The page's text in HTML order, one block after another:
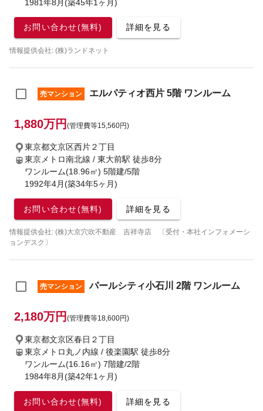
1981年8月(築45年1ヶ月)
お問い合わせ(無料) 詳細を見る
情報提供会社: (株)ランドネット
売マンション エルパティオ西片 5階 ワンルーム
1,880万円 (管理費等15,560円)
東京都文京区西片２丁目
東京メトロ南北線 / 東大前駅 徒歩8分
ワンルーム(18.96㎡) 5階建/5階
1992年4月(築34年5ヶ月)
お問い合わせ(無料) 詳細を見る
情報提供会社: (株)大京穴吹不動産 吉祥寺店 〔受付・本社インフォメーシ
ョンデスク〕
売マンション パールシティ小石川 2階 ワンルーム
2,180万円 (管理費等18,600円)
東京都文京区春日２丁目
東京メトロ丸ノ内線 / 後楽園駅 徒歩8分
ワンルーム(16.16㎡) 7階建/2階
1984年8月(築42年1ヶ月)
お問い合わせ(無料) 詳細を見る